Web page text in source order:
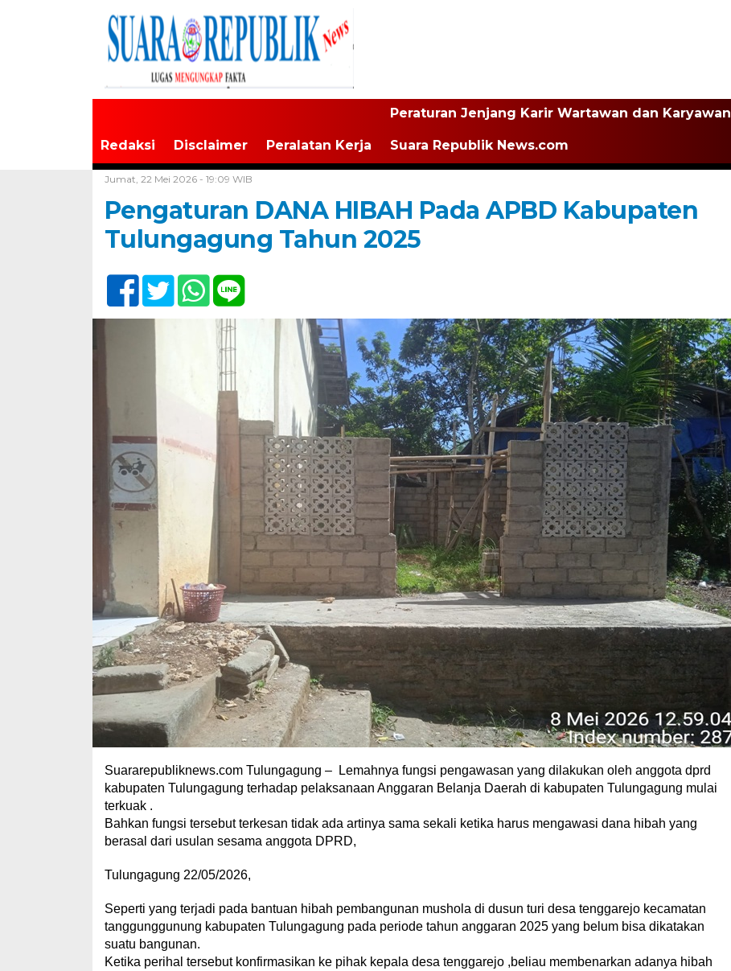
Redaksi Disclaimer Peralatan Kerja
Peraturan Jenjang Karir Wartawan dan Karyawan
Suara Republik News.com
Jumat, 22 Mei 2026 - 19:09 WIB
Pengaturan DANA HIBAH Pada APBD Kabupaten
Tulungagung Tahun 2025
Suararepubliknews.com Tulungagung – Lemahnya fungsi pengawasan yang dilakukan oleh anggota dprd
kabupaten Tulungagung terhadap pelaksanaan Anggaran Belanja Daerah di kabupaten Tulungagung mulai
terkuak .
Bahkan fungsi tersebut terkesan tidak ada artinya sama sekali ketika harus mengawasi dana hibah yang
berasal dari usulan sesama anggota DPRD,
Tulungagung 22/05/2026,
Seperti yang terjadi pada bantuan hibah pembangunan mushola di dusun turi desa tenggarejo kecamatan
tanggunggunung kabupaten Tulungagung pada periode tahun anggaran 2025 yang belum bisa dikatakan
suatu bangunan.
Ketika perihal tersebut konfirmasikan ke pihak kepala desa tenggarejo ,beliau membenarkan adanya hibah